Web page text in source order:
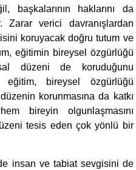
başkalarının haklarını da
verici davranışlardan
koruyacak doğru tutum ve
eğitimin bireysel özgürlüğü
düzeni de koruduğunu
eğitim, bireysel özgürlüğü
korunmasına da katkı
bireyin olgunlaşmasını
tesis eden çok yönlü bir
insan ve tabiat sevgisini de